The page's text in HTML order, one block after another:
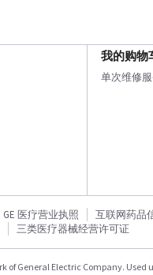
我的购物
单次维修
GE 医疗营业执照 互联网药品
三类医疗器械经营许可证
of General Electric Company.